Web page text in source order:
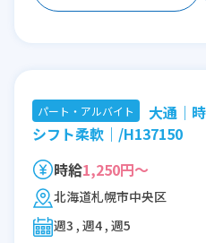
パート・アルバイト
大通｜
シフト柔軟｜/H137150
時給1,250円～
北海道札幌市中央区
週3 , 週4 , 週5